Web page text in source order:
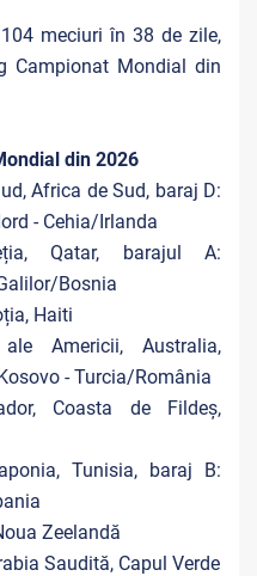
meciuri în 38 de zile,
Campionat Mondial din
din 2026
Africa de Sud, baraj D:
- Cehia/Irlanda
Qatar, barajul A:
Bosnia
Haiti
Americii, Australia,
- Turcia/România
Coasta de Fildeș,
Tunisia, baraj B:
Zeelandă
Saudită, Capul Verde